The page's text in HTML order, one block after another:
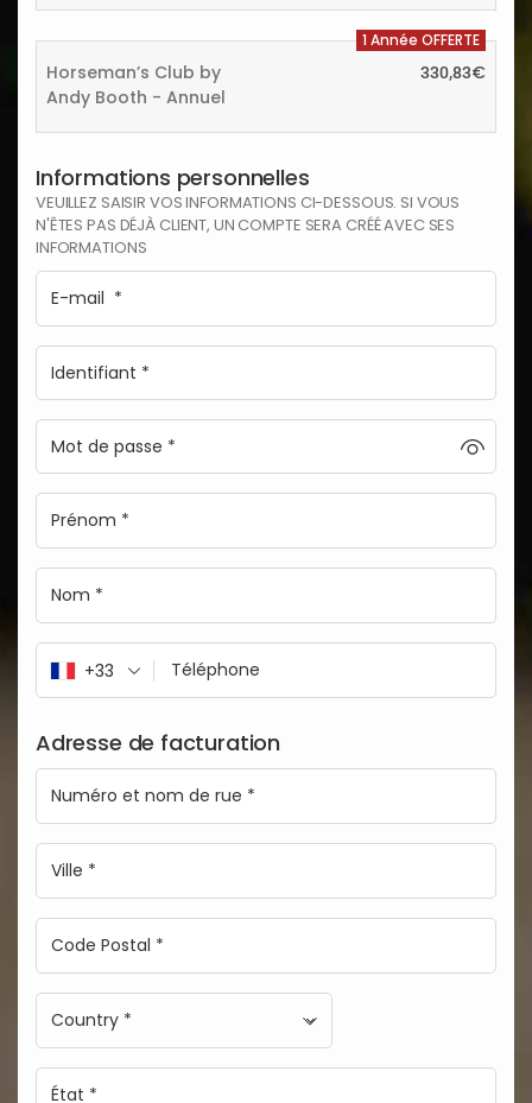
1 Année OFFERTE
Horseman’s Club by
Andy Booth - Annuel
330,83€
Informations personnelles
VEUILLEZ SAISIR VOS INFORMATIONS CI-DESSOUS. SI VOUS
N'ÊTES PAS DÉJÀ CLIENT, UN COMPTE SERA CRÉÉ AVEC SES
INFORMATIONS
+33
Adresse de facturation
Country *